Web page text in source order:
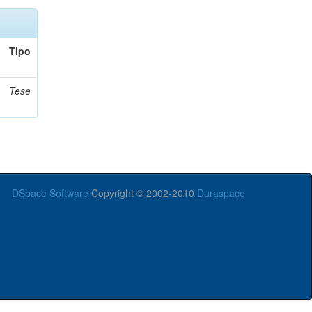
Tipo
Tese
DSpace Software Copyright © 2002-2010 Duraspace